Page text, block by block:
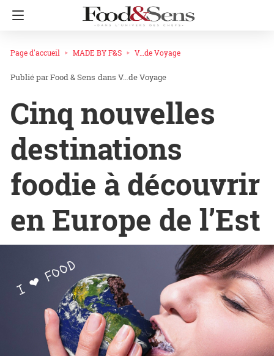
Page d'accueil MADE BY F&S V…de Voyage
Food & Sens dans V…de Voyage
Cinq nouvelles
destinations
foodie à découvrir
en Europe de l’Est